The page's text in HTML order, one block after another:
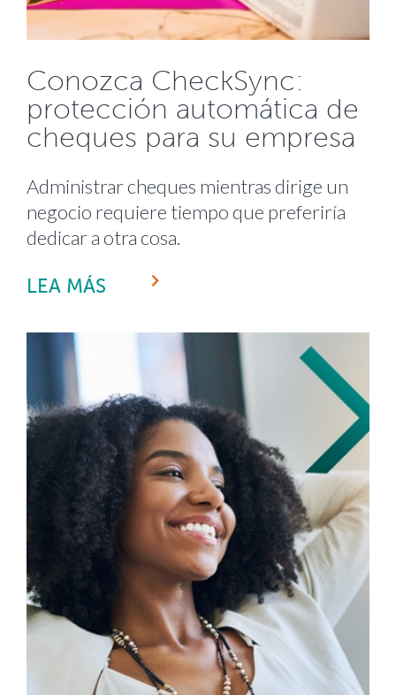
Conozca CheckSync:
protección automática de
cheques para su empresa
Administrar cheques mientras dirige un
negocio requiere tiempo que preferiría
dedicar a otra cosa.
LEA MÁS